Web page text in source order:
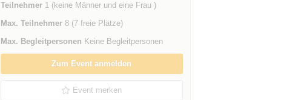
Teilnehmer1 (keine Männer und eine Frau )
Max. Teilnehmer8 (7 freie Plätze)
Max. Begleitpersonen Keine Begleitpersonen
Zum Event anmelden
Event merken